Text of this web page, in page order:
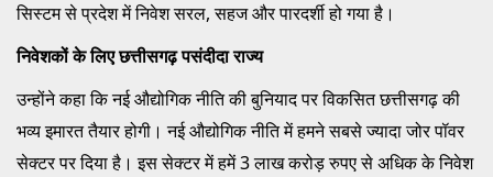
सिस्टम से प्रदेश में निवेश सरल, सहज और पारदर्शी हो गया है।
निवेशकों के लिए छत्तीसगढ़ पसंदीदा राज्य
उन्होंने कहा कि नई औद्योगिक नीति की बुनियाद पर विकसित छत्तीसगढ़ की
भव्य इमारत तैयार होगी। नई औद्योगिक नीति में हमने सबसे ज्यादा जोर पॉवर
सेक्टर पर दिया है। इस सेक्टर में हमें 3 लाख करोड़ रुपए से अधिक के निवेश